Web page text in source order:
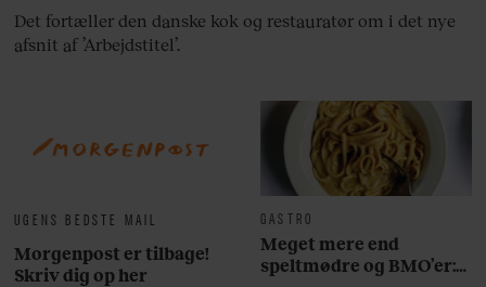
UGENS BEDSTE MAIL
Morgenpost er tilbage!
Skriv dig op her
GASTRO
Meget mere end
speltmødre og BMO’er:
Det fortæller den danske kok og restauratør om i det nye
afsnit af ’Arbejdstitel’.